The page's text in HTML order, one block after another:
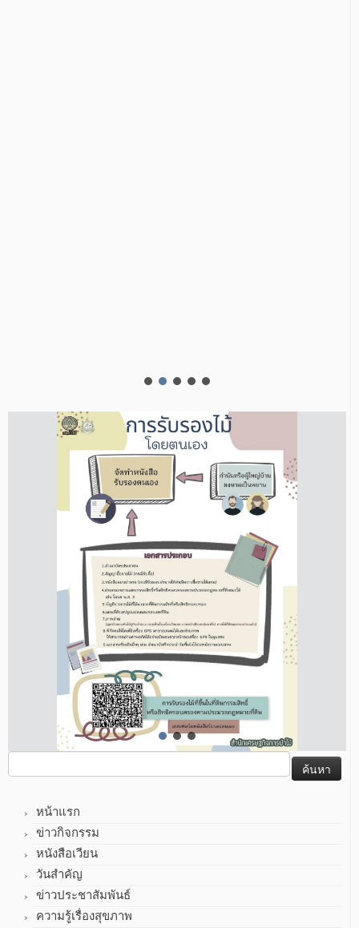
สำหรับ:
หน้าแรก
ข่าวกิจกรรม
หนังสือเวียน
วันสำคัญ
ข่าวประชาสัมพันธ์
ความรู้เรื่องสุขภาพ